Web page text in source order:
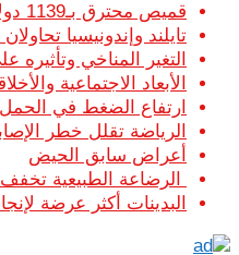
قميص محترق بـ1139 دولارا.. هل تفقد الموضة عقلها؟
تايلند وإندونيسيا
التغير المناخي وتأثيره
الأبعاد الاجتماعية
ارتفاع الضغط في
الرياضة تقلل خطر
أعراض سابق الحيض
الرضاعة الطبيعية
البدينات أكثر عرضة